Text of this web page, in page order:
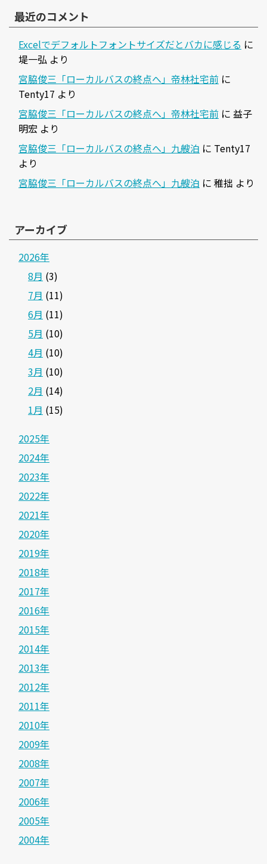
最近のコメント
Excelでデフォルトフォントサイズだとバカに感じる に
堤一弘 より
宮脇俊三「ローカルバスの終点へ」帝林社宅前 に
Tenty17 より
宮脇俊三「ローカルバスの終点へ」帝林社宅前 に 益子
明宏 より
宮脇俊三「ローカルバスの終点へ」九艘泊 に Tenty17
より
宮脇俊三「ローカルバスの終点へ」九艘泊 に 稚拙 より
アーカイブ
2026年
8月 (3)
7月 (11)
6月 (11)
5月 (10)
4月 (10)
3月 (10)
2月 (14)
1月 (15)
2025年
2024年
2023年
2022年
2021年
2020年
2019年
2018年
2017年
2016年
2015年
2014年
2013年
2012年
2011年
2010年
2009年
2008年
2007年
2006年
2005年
2004年